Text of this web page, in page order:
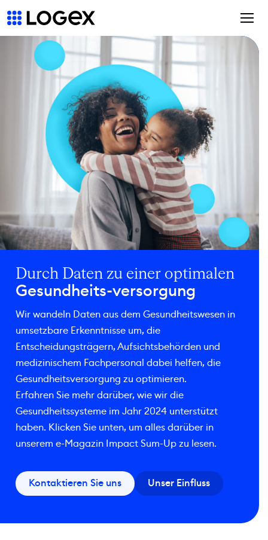
Durch Daten zu einer optimalen
Gesundheits-versorgung
Wir wandeln Daten aus dem Gesundheitswesen in
umsetzbare Erkenntnisse um, die
Entscheidungsträgern, Aufsichtsbehörden und
medizinischem Fachpersonal dabei helfen, die
Gesundheitsversorgung zu optimieren.
Erfahren Sie mehr darüber, wie wir die
Gesundheitssysteme im Jahr 2024 unterstützt
haben. Klicken Sie unten, um alles darüber in
unserem e-Magazin Impact Sum-Up zu lesen.
Kontaktieren Sie uns Unser Einfluss